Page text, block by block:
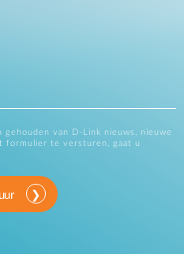
gehouden van D-Link nieuws, nieuwe
formulier te versturen, gaat u